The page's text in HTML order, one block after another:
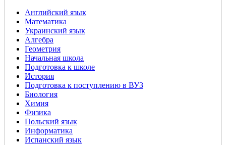
Английский язык
Математика
Украинский язык
Алгебра
Геометрия
Начальная школа
Подготовка к школе
История
Подготовка к поступлению в ВУЗ
Биология
Химия
Физика
Польский язык
Информатика
Испанский язык